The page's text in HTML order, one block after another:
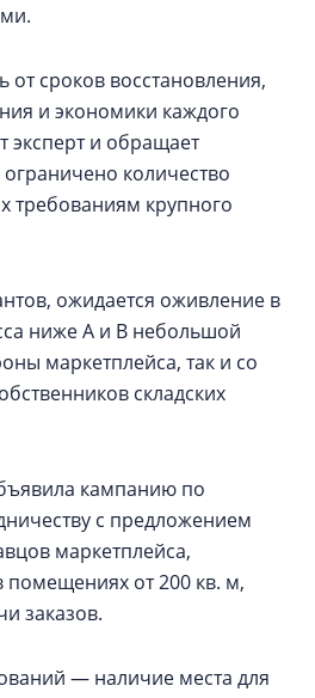
от сроков восстановления,
и экономики каждого
эксперт и обращает
количество
требованиям крупного
ожидается оживление в
ниже А и В небольшой
маркетплейса, так и со
складских
кампанию по
с предложением
маркетплейса,
помещениях от 200 кв. м,
заказов.
— наличие места для